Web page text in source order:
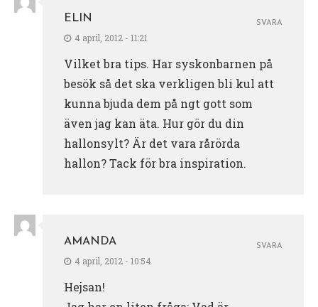
ELIN
4 april, 2012 - 11:21
Vilket bra tips. Har syskonbarnen på
besök så det ska verkligen bli kul att
kunna bjuda dem på ngt gott som
även jag kan äta. Hur gör du din
hallonsylt? Är det vara rårörda
hallon? Tack för bra inspiration.
SVARA
AMANDA
4 april, 2012 - 10:54
Hejsan!
SVARA